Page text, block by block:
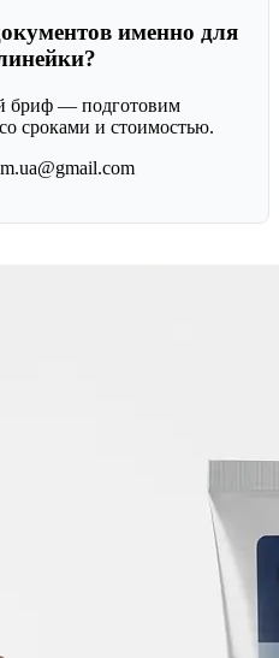
именно для
бриф — подготовим
сроками и стоимостью.